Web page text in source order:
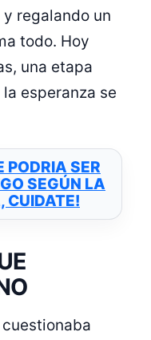
regalando un
todo. Hoy
una etapa
esperanza se
PODRIA SER
SEGÚN LA
CUIDATE!